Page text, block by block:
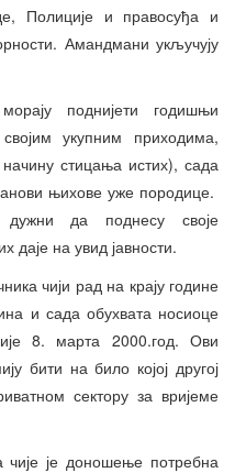
Полиције и правосуђа и
Амандмани укључују
поднијети годишњи
укупним приходима,
стицања истих), сада
њихове уже породице.
дужни да поднесу своје
даје на увид јавности.
чији рад на крају године
и сада обухвата носиоце
8. марта 2000.год. Ови
бити на било којој другој
сектору за вријеме
чије је доношење потребна